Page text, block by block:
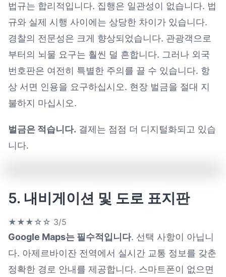
법규는 합리적입니다. 집행은 일관성이 없습니다. 법
규와 실제 시행 사이에는 상당한 차이가 있습니다.
경찰의 전문성은 크게 향상되었습니다. 관광객으로
부터의 뇌물 요구는 훨씬 덜 흔합니다. 그러나 외국
번호판은 여전히 ​​특별한 주의를 끌 수 있습니다. 항
상 서면 인용을 요구하십시오. 현장 벌금을 절대 지
불하지 마십시오.
벌금은 적습니다. 결제는 점점 더 디지털화되고 있습
니다.
5. 내비게이션 및 도로 표지판
★★★☆☆ 3/5
Google Maps는 필수적입니다. 선택 사항이 아닙니
다. 아제르바이잔 전역에서 실시간 교통 정보를 갖춘
정확한 경로 안내를 제공합니다. 스마트폰이 없으면